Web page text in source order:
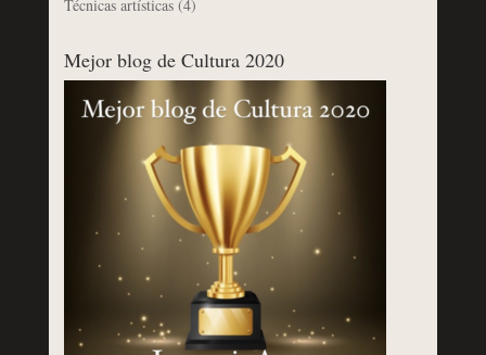
Técnicas artísticas(4)
Mejor blog de Cultura 2020